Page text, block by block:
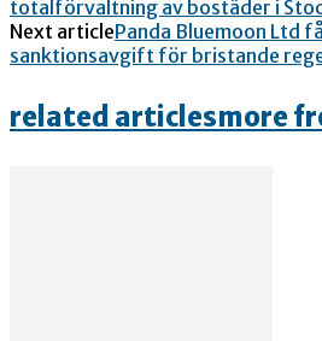
totalförvaltning av bostäder i
Next articlePanda Bluemoon Ltd
sanktionsavgift för bristande
related articlesmore